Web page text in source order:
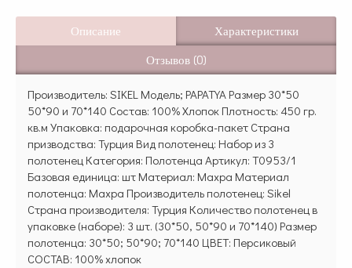
Описание
Характеристики
Отзывов (0)
Производитель: SIKEL Модель; PAPATYA Размер 30*50
50*90 и 70*140 Состав: 100% Хлопок Плотность: 450 гр.
кв.м Упаковка: подарочная коробка-пакет Страна
призводства: Турция Вид полотенец: Набор из 3
полотенец Категория: Полотенца Артикул: T0953/1
Базовая единица: шт Материал: Махра Материал
полотенца: Махра Производитель полотенец: Sikel
Страна производителя: Турция Количество полотенец в
упаковке (наборе): 3 шт. (30*50, 50*90 и 70*140) Размер
полотенца: 30*50; 50*90; 70*140 ЦВЕТ: Персиковый
СОСТАВ: 100% хлопок